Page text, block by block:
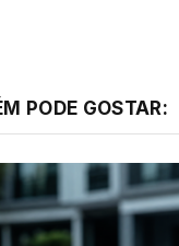
PODE GOSTAR: